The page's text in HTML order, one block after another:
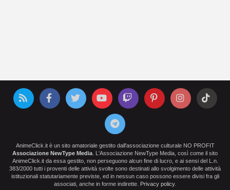
AnimeClick.it è un sito amatoriale gestito dall'associazione culturale NO PROFIT
Associazione NewType Media . L'Associazione NewType Media, così come il sito
AnimeClick.it da essa gestito, non perseguono alcun fine di lucro, e ai sensi del L.n.
383/2000 tutti i proventi delle attività svolte sono destinati allo svolgimento delle attività
istituzionali statutariamente previste, ed in nessun caso possono essere divisi fra gli
associati, anche in forme indirette.
Privacy policy.